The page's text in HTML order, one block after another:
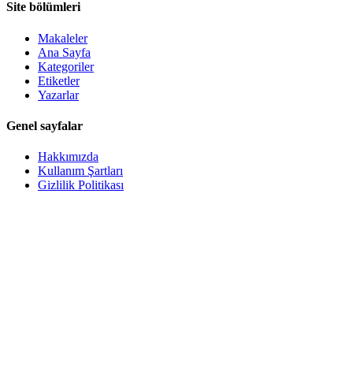
Site bölümleri
Makaleler
Ana Sayfa
Kategoriler
Etiketler
Yazarlar
Genel sayfalar
Hakkımızda
Kullanım Şartları
Gizlilik Politikası